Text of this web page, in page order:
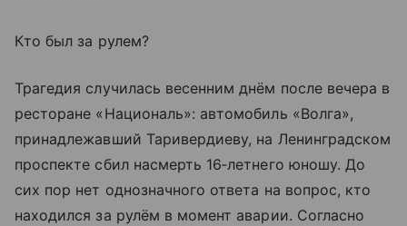
Кто был за рулем?
Трагедия случилась весенним днём после вечера в
ресторане «Националь»: автомобиль «Волга»,
принадлежавший Таривердиеву, на Ленинградском
проспекте сбил насмерть 16‑летнего юношу. До
сих пор нет однозначного ответа на вопрос, кто
находился за рулём в момент аварии. Согласно